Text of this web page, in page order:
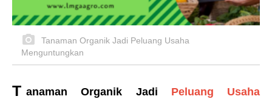
Tanaman Organik Jadi Peluang Usaha
Menguntungkan
T anaman Organik Jadi Peluang Usaha